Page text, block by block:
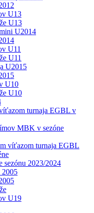
U13
U13
U2014
U11
U11
U2015
U10
U10
turnaja EGBL v
MBK v sezóne
víťazom turnaja EGBL
sezónu 2023/2024
U19